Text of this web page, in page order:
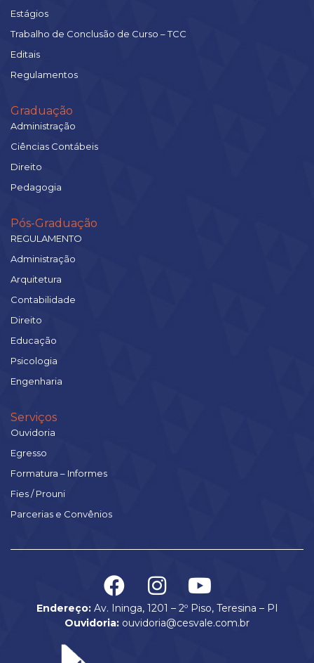
Estágios
Trabalho de Conclusão de Curso – TCC
Editais
Regulamentos
Graduação
Administração
Ciências Contábeis
Direito
Pedagogia
Pós-Graduação
REGULAMENTO
Administração
Arquitetura
Contabilidade
Direito
Educação
Psicologia
Engenharia
Serviços
Ouvidoria
Egresso
Formatura – Informes
Fies / Prouni
Parcerias e Convênios
Endereço:Av. Ininga, 1201 – 2º Piso, Teresina – PI
Ouvidoria: ouvidoria@cesvale.com.br